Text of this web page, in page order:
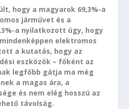
hogy a magyarok 69,3%-a
járművet és a
a nyilatkozott úgy, hogy
elektromos
a kutatás, hogy az
eszközök – főként az
legfőbb gátja ma még
a magas ára, a
és nem elég hosszú az
távolság.